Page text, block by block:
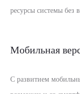
ресурсы системы без
Мобильная
С развитием